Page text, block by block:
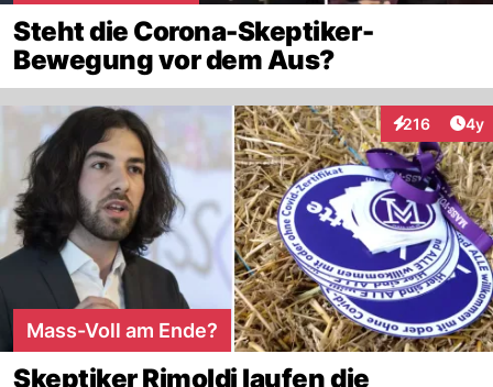
Steht die Corona-Skeptiker-
Bewegung vor dem Aus?
216
Interaktionen
4y
Mass-Voll am Ende?
Skeptiker Rimoldi laufen die